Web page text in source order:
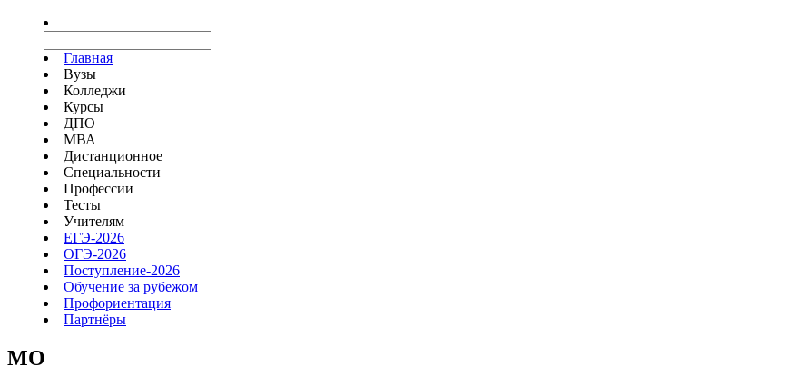
Главная
Вузы
Колледжи
Курсы
ДПО
МВА
Дистанционное
Специальности
Профессии
Тесты
Учителям
ЕГЭ-2026
ОГЭ-2026
Поступление-2026
Обучение за рубежом
Профориентация
Партнёры
MO